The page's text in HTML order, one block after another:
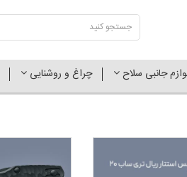
جانبی سلاح چراغ و روشنایی